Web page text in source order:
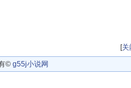
[关
© g55j小说网